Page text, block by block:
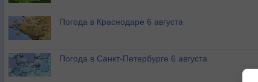
Погода в Краснодаре 6 августа
Погода в Санкт-Петербурге 6 августа